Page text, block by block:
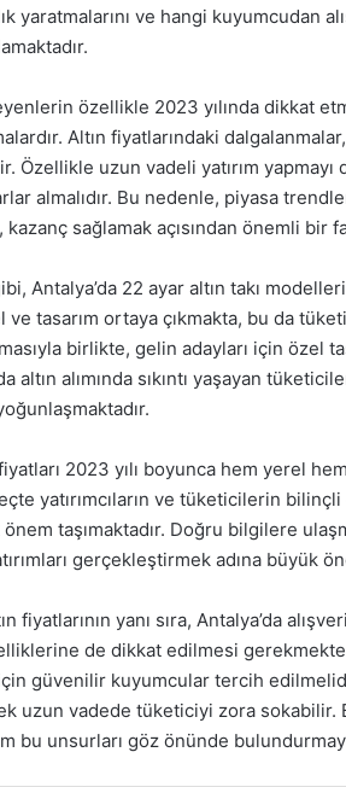
yaratmalarını ve hangi kuyumcudan
özellikle 2023 yılında dikkat
Altın fiyatlarındaki
Özellikle uzun vadeli yatırım yapmayı
almalıdır. Bu nedenle, piyasa
sağlamak açısından önemli bir
Antalya’da 22 ayar altın takı
ve tasarım ortaya çıkmakta, bu da
birlikte, gelin adayları için özel
altın alımında sıkıntı yaşayan
fiyatları 2023 yılı boyunca hem yerel
yatırımcıların ve tüketicilerin bilinçli
taşımaktadır. Doğru bilgilere
gerçekleştirmek adına büyük
fiyatlarının yanı sıra, Antalya’da
de dikkat edilmesi
güvenilir kuyumcular tercih
uzun vadede tüketiciyi zora sokabilir.
bu unsurları göz önünde